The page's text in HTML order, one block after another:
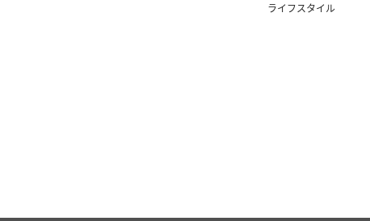
ライフスタイル